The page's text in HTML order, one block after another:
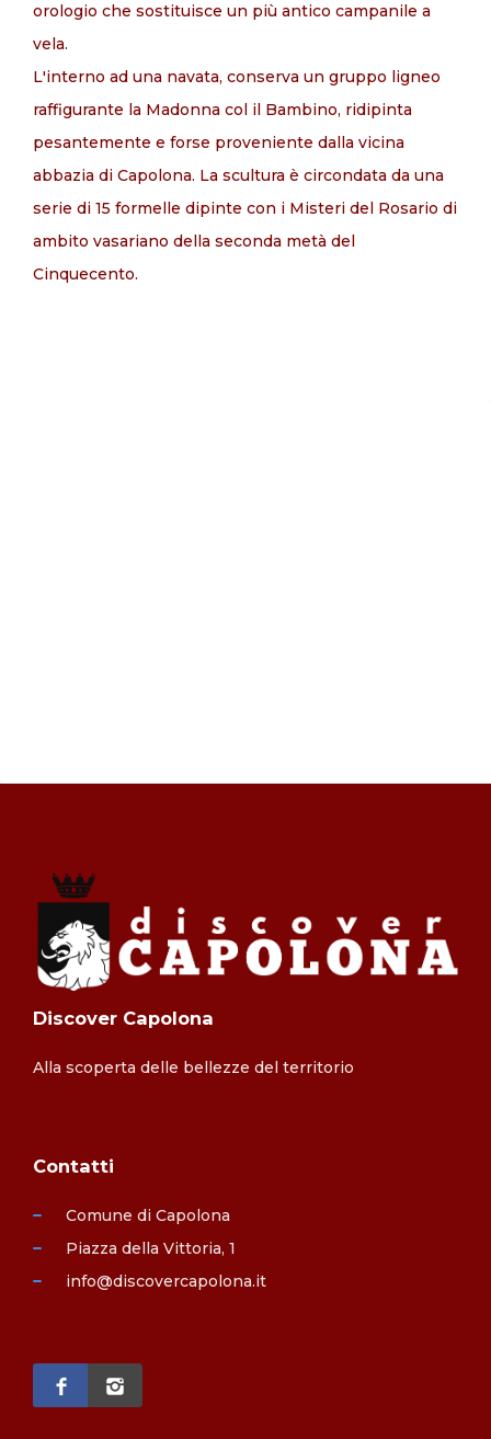
orologio che sostituisce un più antico campanile a
vela.
L'interno ad una navata, conserva un gruppo ligneo
raffigurante la Madonna col il Bambino, ridipinta
pesantemente e forse proveniente dalla vicina
abbazia di Capolona. La scultura è circondata da una
serie di 15 formelle dipinte con i Misteri del Rosario di
ambito vasariano della seconda metà del
Cinquecento.
Discover Capolona
Alla scoperta delle bellezze del territorio
Contatti
Comune di Capolona
Piazza della Vittoria, 1
info@discovercapolona.it